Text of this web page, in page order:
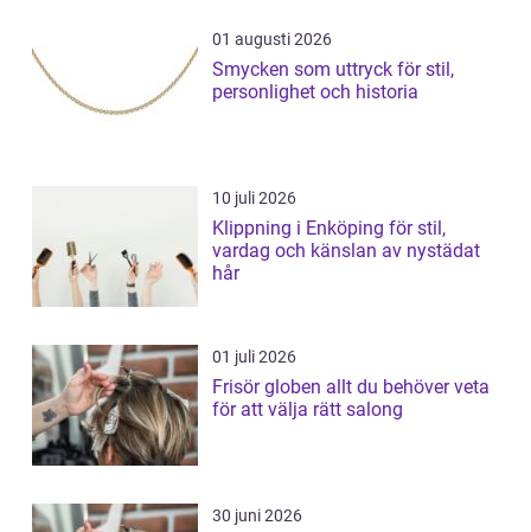
01 augusti 2026
Smycken som uttryck för stil,
personlighet och historia
10 juli 2026
Klippning i Enköping för stil,
vardag och känslan av nystädat
hår
01 juli 2026
Frisör globen allt du behöver veta
för att välja rätt salong
30 juni 2026